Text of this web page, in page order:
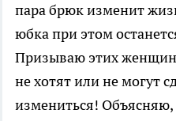
пара брюк изменит
юбка при этом
Призываю этих женщин
не хотят или не могут
измениться!